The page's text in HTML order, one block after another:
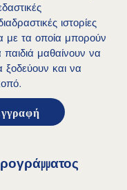
ιστορίες
με τα οποία μπορούν
παιδιά μαθαίνουν να
ξοδεύουν και να